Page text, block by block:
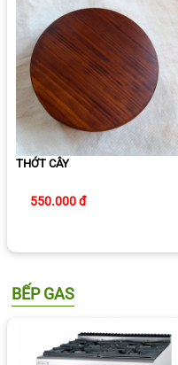
THỚT CÂY
550.000 đ
BẾP GAS